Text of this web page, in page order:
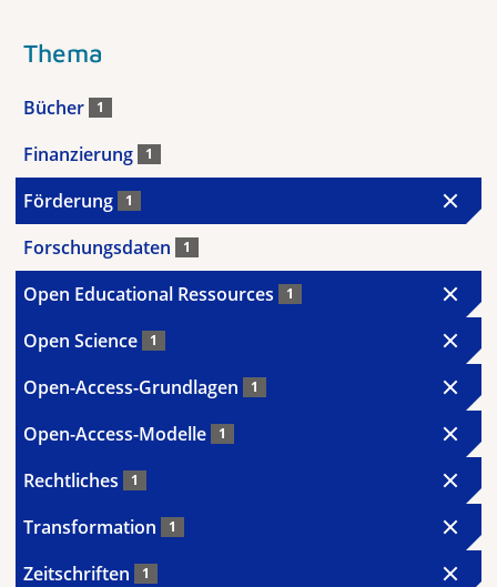
Thema
Bücher 1
Finanzierung 1
Förderung 1
Forschungsdaten 1
Open Educational Ressources 1
Open Science 1
Open-Access-Grundlagen 1
Open-Access-Modelle 1
Rechtliches 1
Transformation 1
Zeitschriften 1